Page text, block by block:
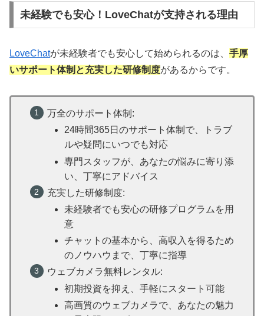
未経験でも安心！LoveChatが支持される理由
LoveChatが未経験者でも安心して始められるのは、 手厚
いサポート体制と充実した研修制度があるからです。
万全のサポート体制:
24時間365日のサポート体制で、トラブ
ルや疑問にいつでも対応
専門スタッフが、あなたの悩みに寄り添
い、丁寧にアドバイス
充実した研修制度:
未経験者でも安心の研修プログラムを用
意
チャットの基本から、高収入を得るため
のノウハウまで、丁寧に指導
ウェブカメラ無料レンタル:
初期投資を抑え、手軽にスタート可能
高画質のウェブカメラで、あなたの魅力